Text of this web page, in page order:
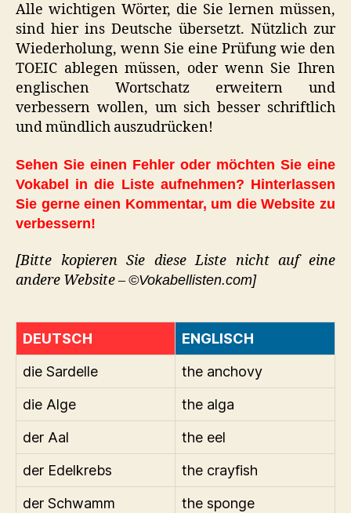
Alle wichtigen Wörter, die Sie lernen müssen,
sind hier ins Deutsche übersetzt. Nützlich zur
Wiederholung, wenn Sie eine Prüfung wie den
TOEIC ablegen müssen, oder wenn Sie Ihren
englischen Wortschatz erweitern und
verbessern wollen, um sich besser schriftlich
und mündlich auszudrücken!
Sehen Sie einen Fehler oder möchten Sie eine
Vokabel in die Liste aufnehmen? Hinterlassen
Sie gerne einen Kommentar, um die Website zu
verbessern!
[Bitte kopieren Sie diese Liste nicht auf eine
andere Website – ©Vokabellisten.com]
DEUTSCH
ENGLISCH
die Sardelle
the anchovy
die Alge
the alga
der Aal
the eel
der Edelkrebs
the crayfish
der Schwamm
the sponge